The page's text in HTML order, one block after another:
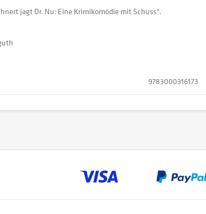
jagt Dr. Nu: Eine Krimikomödie mit Schuss".
9783000316173